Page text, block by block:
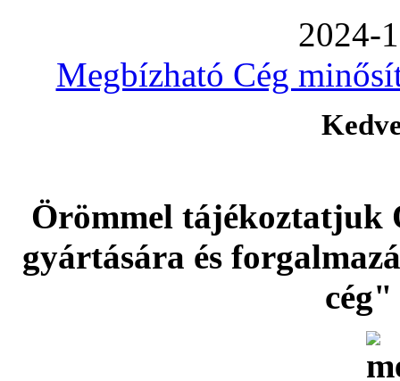
2024-
Megbízható Cég
Örömmel tájékoztatjuk
gyártására és